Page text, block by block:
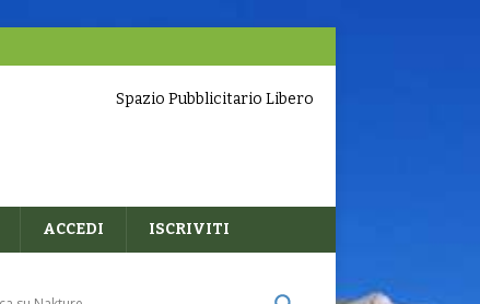
Spazio Pubblicitario Libero
ACCEDI ISCRIVITI